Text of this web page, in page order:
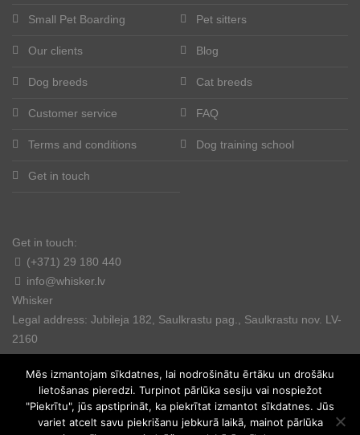
Small Pet Boarding Pet sitters
Our clients Blog
Dog breeds Cat breeds
Customer service FAQ
Terms and conditions Dog training school
Get in touch
Get in touch:
(+371) 29 180 440
info@whisker.lv
Whisker
Legal address: Jubileja 182, Saulkrastu pag., Saulkrastu nov. LV-
2160
© 2025. All rights reserved.
Mēs izmantojam sīkdatnes, lai nodrošinātu ērtāku un drošāku
lietošanas pieredzi. Turpinot pārlūka sesiju vai nospiežot
"Piekrītu", jūs apstiprināt, ka piekrītat izmantot sīkdatnes. Jūs
variet atcelt savu piekrišanu jebkurā laikā, mainot pārlūka